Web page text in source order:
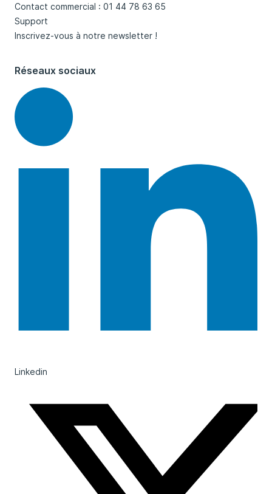
Contact commercial : 01 44 78 63 65
Support
Inscrivez-vous à notre newsletter !
Réseaux sociaux
Linkedin